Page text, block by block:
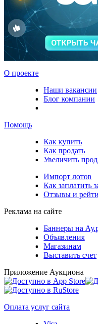
О проекте
Наши вакансии
Блог компании
Помощь
Как купить
Как продать
Увеличить
Импорт лотов
Как заплатить
Отзывы и
Реклама на сайте
Баннеры на
Объявления
Магазинам
Выставить счет
Приложение Аукциона
Оплата услуг сайта